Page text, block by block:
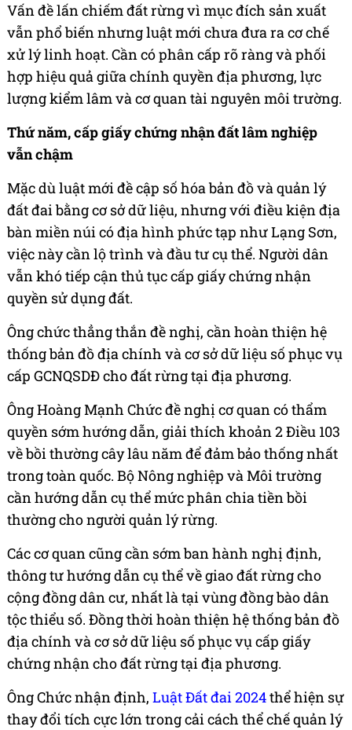
Vấn đề lấn chiếm đất rừng vì mục đích sản xuất
vẫn phổ biến nhưng luật mới chưa đưa ra cơ chế
xử lý linh hoạt. Cần có phân cấp rõ ràng và phối
hợp hiệu quả giữa chính quyền địa phương, lực
lượng kiểm lâm và cơ quan tài nguyên môi trường.
Thứ năm, cấp giấy chứng nhận đất lâm nghiệp
vẫn chậm
Mặc dù luật mới đề cập số hóa bản đồ và quản lý
đất đai bằng cơ sở dữ liệu, nhưng với điều kiện địa
bàn miền núi có địa hình phức tạp như Lạng Sơn,
việc này cần lộ trình và đầu tư cụ thể. Người dân
vẫn khó tiếp cận thủ tục cấp giấy chứng nhận
quyền sử dụng đất.
Ông chức thẳng thắn đề nghị, cần hoàn thiện hệ
thống bản đồ địa chính và cơ sở dữ liệu số phục vụ
cấp GCNQSDĐ cho đất rừng tại địa phương.
Ông Hoàng Mạnh Chức đề nghị cơ quan có thẩm
quyền sớm hướng dẫn, giải thích khoản 2 Điều 103
về bồi thường cây lâu năm để đảm bảo thống nhất
trong toàn quốc. Bộ Nông nghiệp và Môi trường
cần hướng dẫn cụ thể mức phân chia tiền bồi
thường cho người quản lý rừng.
Các cơ quan cũng cần sớm ban hành nghị định,
thông tư hướng dẫn cụ thể về giao đất rừng cho
cộng đồng dân cư, nhất là tại vùng đồng bào dân
tộc thiểu số. Đồng thời hoàn thiện hệ thống bản đồ
địa chính và cơ sở dữ liệu số phục vụ cấp giấy
chứng nhận cho đất rừng tại địa phương.
Ông Chức nhận định, Luật Đất đai 2024thể hiện sự
thay đổi tích cực lớn trong cải cách thể chế quản lý